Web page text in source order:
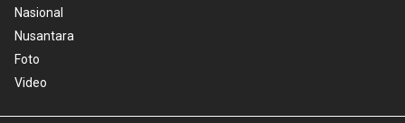
Nasional
Nusantara
Foto
Video